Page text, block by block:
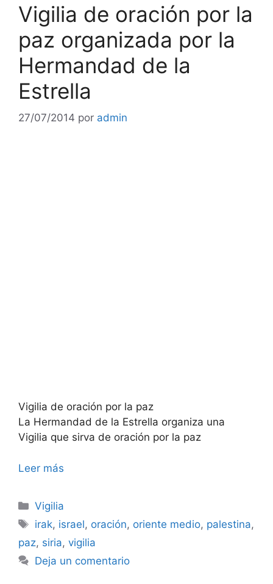
Vigilia de oración por la
paz organizada por la
Hermandad de la
Estrella
27/07/2014 por admin
Vigilia de oración por la paz
La Hermandad de la Estrella organiza una
Vigilia que sirva de oración por la paz
Leer más
Categorías
Vigilia
Etiquetas
irak, israel, oración, oriente medio, palestina,
paz, siria, vigilia
Deja un comentario